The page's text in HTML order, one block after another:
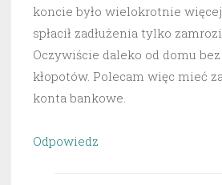
koncie było wielokrotnie
spłacił zadłużenia tylko
Oczywiście daleko od domu
kłopotów. Polecam więc mieć
konta bankowe.
Odpowiedz